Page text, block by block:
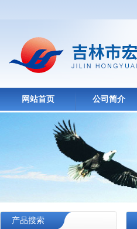
网站首页 公司简介
产品搜索